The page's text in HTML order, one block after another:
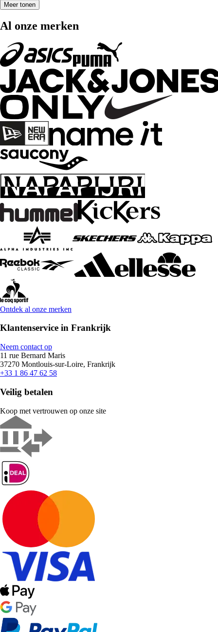
Meer tonen
Al onze merken
Ontdek al onze merken
Klantenservice in Frankrijk
Neem contact op
11 rue Bernard Maris
37270 Montlouis-sur-Loire, Frankrijk
+33 1 86 47 62 58
Veilig betalen
Koop met vertrouwen op onze site